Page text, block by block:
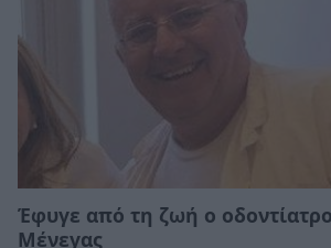
Έφυγε από τη ζωή ο
Μένεγας